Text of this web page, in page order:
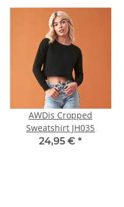
AWDis Cropped
Sweatshirt JH035
24,95 € *